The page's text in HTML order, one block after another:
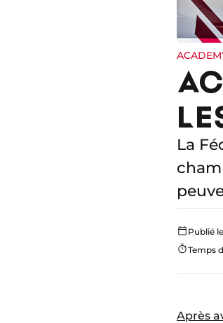
La
Publié
Temps
Après